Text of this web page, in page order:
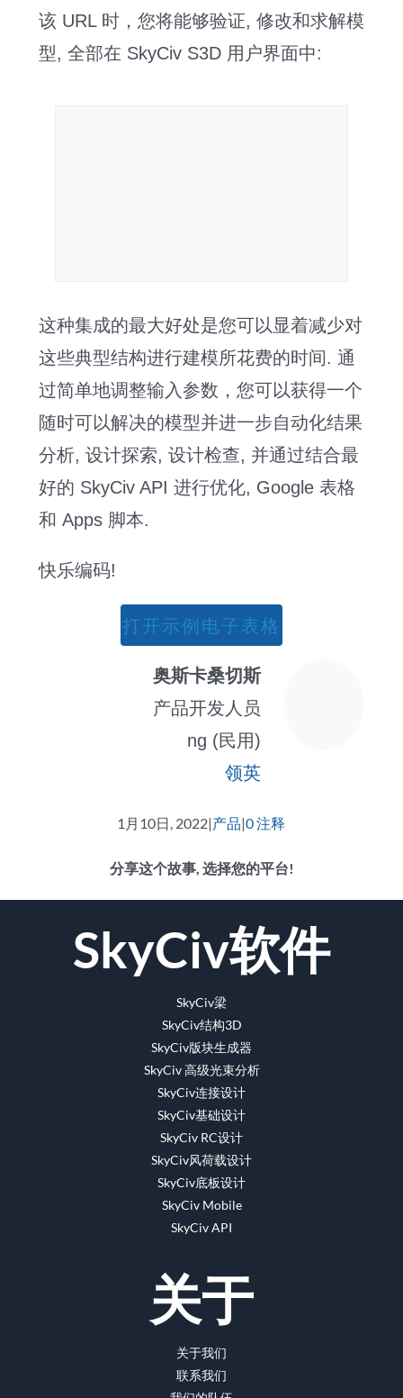
该 URL 时，您将能够验证, 修改和求解模
型, 全部在 SkyCiv S3D 用户界面中:
这种集成的最大好处是您可以显着减少对
这些典型结构进行建模所花费的时间. 通
过简单地调整输入参数，您可以获得一个
随时可以解决的模型并进一步自动化结果
分析, 设计探索, 设计检查, 并通过结合最
好的 SkyCiv API 进行优化, Google 表格
和 Apps 脚本.
快乐编码!
打开示例电子表格
奥斯卡桑切斯
产品开发人员
ng (民用)
领英
1月10日, 2022|产品|0 注释
分享这个故事, 选择您的平台!
邮
SkyCiv软件
SkyCiv梁
SkyCiv结构3D
SkyCiv版块生成器
SkyCiv 高级光束分析
SkyCiv连接设计
SkyCiv基础设计
SkyCiv RC设计
SkyCiv风荷载设计
SkyCiv底板设计
SkyCiv Mobile
SkyCiv API
关于
关于我们
联系我们